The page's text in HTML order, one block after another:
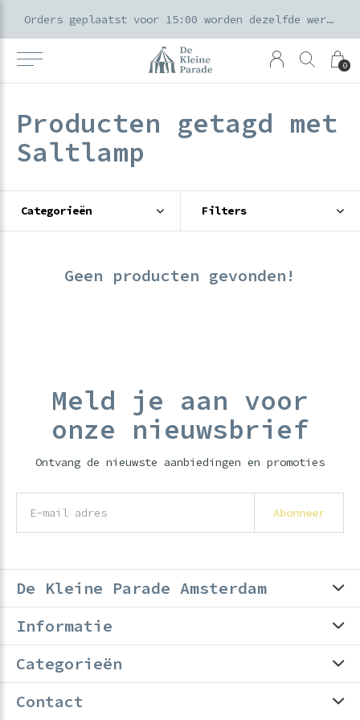
0
Orders geplaatst voor 15:00 worden dezelfde werkdag verzonden
Producten getagd met
Saltlamp
Categorieën Filters
Geen producten gevonden!
Meld je aan voor
onze nieuwsbrief
Ontvang de nieuwste aanbiedingen en promoties
Abonneer
De Kleine Parade Amsterdam
Informatie
Categorieën
Contact